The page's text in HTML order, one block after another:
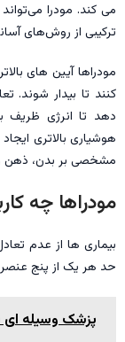
می کند. مودرا
ترکیبی از روش‌های
مودراها آیین های
کنند تا بیدار شوند.
دهد تا انرژی ظریف
هوشیاری بالاتری
مشخصی بر بدن، ذهن و
مودراها چه
بیماری ها از عدم
حد هر یک از پنج
پزشک وسیله ای